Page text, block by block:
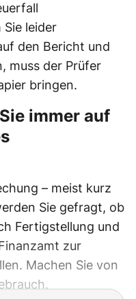
Sie leider
den Bericht und
muss der Prüfer
bringen.
immer auf
– meist kurz
Sie gefragt, ob
Fertigstellung und
zur
Machen Sie von